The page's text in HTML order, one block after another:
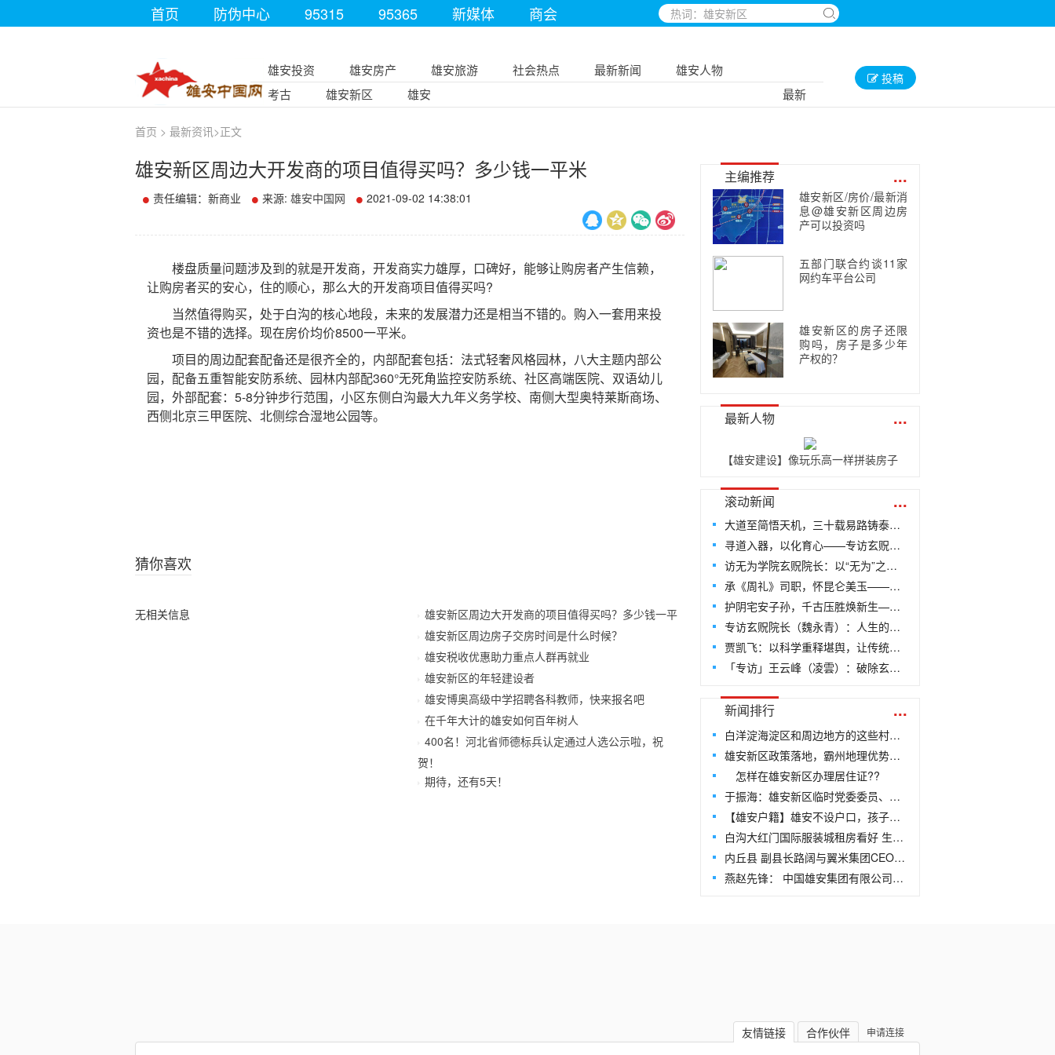
首页 防伪中心 95315 95365 新媒体 商会
雄安投资 雄安房产 雄安旅游 社会热点 最新新闻
雄安人物
考古
雄安新区 雄安 最新
投稿
首页 > 最新资讯>正文
雄安新区周边大开发商的项目值得买吗？多少钱一平米
责任编辑：新商业 来源: 雄安中国网 2021-09-02 14:38:01
楼盘质量问题涉及到的就是开发商，开发商实力雄厚，口碑好，能够让购房者产生信赖，
让购房者买的安心，住的顺心，那么大的开发商项目值得买吗?
当然值得购买，处于白沟的核心地段，未来的发展潜力还是相当不错的。购入一套用来投
资也是不错的选择。现在房价均价8500一平米。
项目的周边配套配备还是很齐全的，内部配套包括：法式轻奢风格园林，八大主题内部公
园，配备五重智能安防系统、园林内部配360°无死角监控安防系统、社区高端医院、双语幼儿
园，外部配套：5-8分钟步行范围，小区东侧白沟最大九年义务学校、南侧大型奥特莱斯商场、
西侧北京三甲医院、北侧综合湿地公园等。
猜你喜欢
无相关信息
雄安新区周边大开发商的项目值得买吗？多少钱一平
雄安新区周边房子交房时间是什么时候？
雄安税收优惠助力重点人群再就业
雄安新区的年轻建设者
雄安博奥高级中学招聘各科教师，快来报名吧
在千年大计的雄安如何百年树人
400名！河北省师德标兵认定通过人选公示啦，祝
贺！
期待，还有5天！
主编推荐 ...
雄安新区/房价/最新消
息@雄安新区周边房
产可以投资吗
五部门联合约谈11家
网约车平台公司
雄安新区的房子还限
购吗，房子是多少年
产权的？
最新人物 ...
【雄安建设】像玩乐高一样拼装房子
滚动新闻 ...
大道至简悟天机，三十载易路铸泰斗——专访当代国学泰斗、易量子老师王开勇
寻道入器，以化育心——专访玄贶道人：中华文创之根，尽在“道”中
访无为学院玄贶院长：以“无为”之智，破压胜之局——探寻文创传承的千年回响
承《周礼》司职，怀昆仑美玉——专访易学专家、茅山上清派79代弟子司瑶
护阴宅安子孙，千古压胜焕新生——探访厌胜文化的现代传承与无为学院文创的破局之路
专访玄贶院长（魏永青）：人生的最高智慧是无为！
贾凯飞：以科学重释堪舆，让传统智慧在钢筋水泥中“去魅”新生——记北京国培世纪教育科学技术院咸阳市分院院长贾凯飞
「专访」王云峰（凌雲）：破除玄学迷雾，融通古今之境——专访北京国培世纪教育科学技术院山东济南市分院长
新闻排行 ...
白洋淀海淀区和周边地方的这些村庄很可能要搬迁
雄安新区政策落地，霸州地理优势凸显
怎样在雄安新区办理居住证??
于振海：雄安新区临时党委委员、筹备工作委员会副主任
【雄安户籍】雄安不设户口，孩子凭居住证就近入学
白沟大红门国际服装城租房看好 生意惨淡
内丘县 副县长路阔与翼米集团CEO祝焱共同考察雄安新区
燕赵先锋： 中国雄安集团有限公司董事、副总经理翟伟
申请连接
友情链接
合作伙伴